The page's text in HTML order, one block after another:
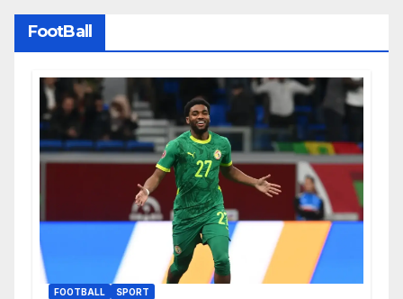
FootBall
FOOTBALL SPORT